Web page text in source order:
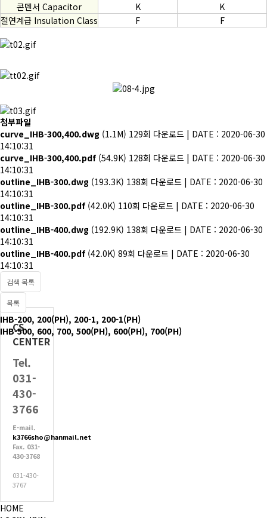
콘덴서 Capacitor
K
K
절연계급 Insulation Class
F F
첨부파일
curve_IHB-300,400.dwg (1.1M) 129회 다운로드 | DATE : 2020-06-30
14:10:31
curve_IHB-300,400.pdf (54.9K) 128회 다운로드 | DATE : 2020-06-30
14:10:31
outline_IHB-300.dwg (193.3K) 138회 다운로드 | DATE : 2020-06-30
14:10:31
outline_IHB-300.pdf (42.0K) 110회 다운로드 | DATE : 2020-06-30
14:10:31
outline_IHB-400.dwg (192.9K) 138회 다운로드 | DATE : 2020-06-30
14:10:31
outline_IHB-400.pdf (42.0K) 89회 다운로드 | DATE : 2020-06-30
14:10:31
검색 목록
목록
IHB-200, 200(PH), 200-1, 200-1(PH)
IHB-500, 600, 700, 500(PH), 600(PH), 700(PH)
CS
CENTER
Tel.
031-
430-
3766
E-mail.
k3766sho@hanmail.net
Fax. 031-
430-3768
031-430-
3767
HOME